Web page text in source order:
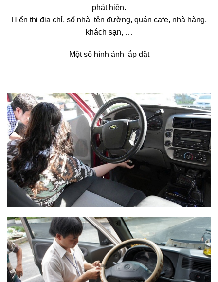
phát hiện.
Hiển thị địa chỉ, số nhà, tên đường, quán cafe, nhà hàng,
khách sạn, …
Một số hình ảnh lắp đặt